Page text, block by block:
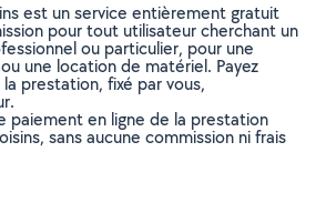
est un service entièrement gratuit
pour tout utilisateur cherchant un
ou particulier, pour une
une location de matériel. Payez
prestation, fixé par vous,
paiement en ligne de la prestation
sans aucune commission ni frais